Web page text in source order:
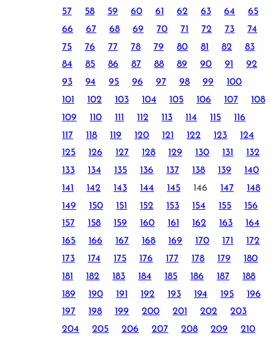
57
58 59 60 61 62 63 64
65
66
67 68 69 70 71 72 73
74
75
76 77 78 79 80 81 82
83
84
85 86 87 88 89 90 91
92
93
94 95 96 97 98 99
100
101
102 103 104 105 106 107
108
109
110 111 112 113 114 115
116
117
118 119 120 121 122 123
124
125
126 127 128 129 130 131
132
133
134 135 136 137 138 139
140
141
142 143 144 145 146 147
148
149
150 151 152 153 154 155
156
157
158 159 160 161 162 163
164
165
166 167 168 169 170 171
172
173
174 175 176 177 178 179
180
181
182 183 184 185 186 187
188
189
190 191 192 193 194 195
196
197
198 199 200 201 202
203
204
205 206 207 208 209
210